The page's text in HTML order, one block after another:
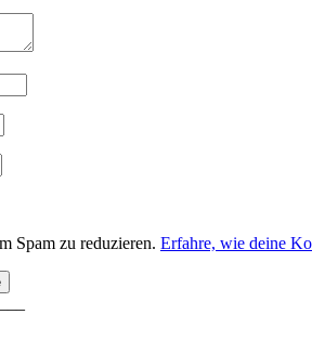
Spam zu reduzieren. Erfahre, wie deine